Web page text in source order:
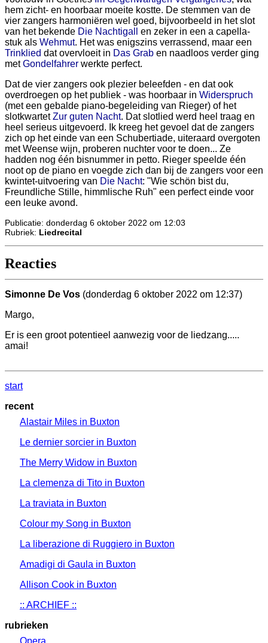
hem zicht- en hoorbaar moeite kostte. De stemmen van de
vier zangers harmoniëren wel goed, bijvoorbeeld in het slot
van het bekende Die Nachtigall
en zeker in een a capella-
stuk als Wehmut. Het was enigszins verrassend, maar een
Trinklied dat overvloeit in Das Grab en naadloos verder ging
metGondelfahrer werkte perfect.
Dat de vier zangers ook plezier beleefden - en dat ook
overdroegen op het publiek - was hoorbaar in Widerspruch
(met een gebalde piano-begeleiding van Rieger) of het
slotkwartetZur guten Nacht. Dat slotlied werd heel traag en
heel serieus uitgevoerd. Ik kreeg het gevoel dat de zangers
zich op het einde van een Schubertiade, uiteraard overgoten
met Weense wijn, proberen nuchter voor te doen... Ze
hadden nog één bisnummer in petto. Rieger speelde één
noot op de piano en voegde zich dan bij de zangers voor een
kwintet-uitvoering van Die Nacht: "Wie schön bist du,
Freundliche Stille, himmlische Ruh" een perfect einde voor
een leuke avond.
Publicatie: donderdag 6 oktober 2022 om 12:03
Rubriek: Liedrecital
Reacties
Simonne De Vos (donderdag 6 oktober 2022 om 12:37)
Margo,
Er is een groot potentieel aanwezig voor de liedzang.....
amai!
start
recent
Alastair Miles in Buxton
Le dernier sorcier in Buxton
The Merry Widow in Buxton
La clemenza di Tito in Buxton
La traviata in Buxton
Colour my Song in Buxton
La liberazione di Ruggiero in Buxton
Amadigi di Gaula in Buxton
Allison Cook in Buxton
:: ARCHIEF ::
rubrieken